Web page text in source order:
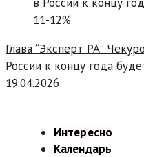
Глава “Эксперт РА”
России к концу года
19.04.2026
Интересно
Календарь